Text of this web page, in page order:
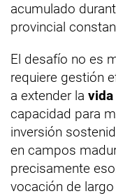
acumulado
provincial
El desafío no es
requiere gestión
a extender la
capacidad para
inversión
en campos
precisamente
vocación de